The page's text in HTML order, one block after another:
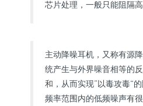
芯片处理，一般只能阻隔高
主动降噪耳机，又称有源
统产生与外界噪音相等的
和，从而实现“以毒攻毒”
频率范围内的低频噪声有很